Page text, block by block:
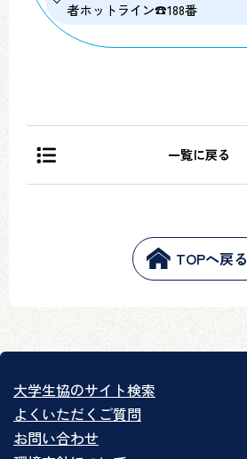
者ホットライン☎188番
一覧に戻る
TOPへ戻る
大学生協のサイト検索
よくいただくご質問
お問い合わせ